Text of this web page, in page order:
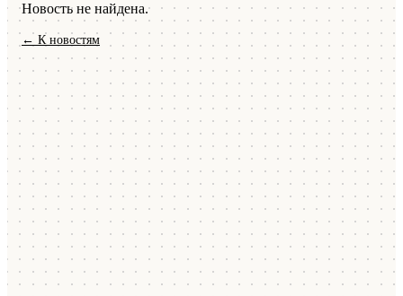
Новость не найдена.
← К новостям